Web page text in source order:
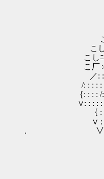
にト-ﾆ心 : : :
}こＪﾆﾆﾆ心､:
にしえﾆﾆ} 寸ﾐ
こしえﾆこj: : :
こしえﾆこj: : : : :
こしえ=/￣´"'
こしﾆ／ ´"'
こ厂＞―- ミ
／: : : : : : : :
/: : : : : : : : : :
｛: : : : /: : : : : :
∨: : : : : : : : /: ／
｛ : : : : : : /: /: /
∨ : : : : し: し:
. ∨ : : : : : : : : : :